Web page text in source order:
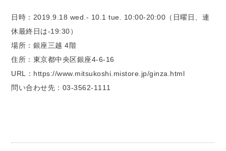
日時：2019.9.18 wed.- 10.1 tue. 10:00-20:00（日曜日、連
休最終日は-19:30）
場所：銀座三越 4階
住所：東京都中央区銀座4-6-16
URL：https://www.mitsukoshi.mistore.jp/ginza.html
問い合わせ先：03-3562-1111